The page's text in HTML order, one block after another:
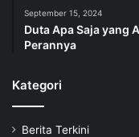
September 15, 2024
Duta Apa Saja yang
Perannya
Kategori
Berita Terkini